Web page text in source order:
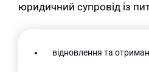
юридичний супровід із
відновлення та